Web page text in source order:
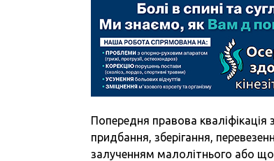
Попередня правова кваліфікація
придбання, зберігання,
залученням малолітнього або